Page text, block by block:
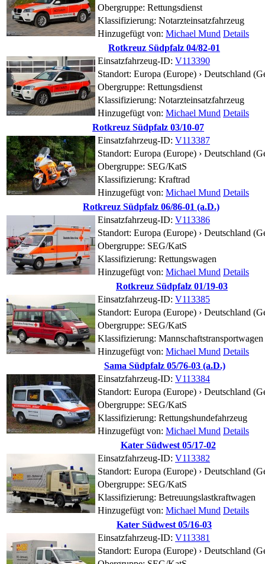
Obergruppe: Rettungsdienst
Klassifizierung: Notarzteinsatzfahrzeug
Hinzugefügt von: Michael Mund Details
Rotkreuz Südpfalz 04/82-01
Einsatzfahrzeug-ID: V113390
Standort: Europa (Europe) › Deutschland
Obergruppe: Rettungsdienst
Klassifizierung: Notarzteinsatzfahrzeug
Hinzugefügt von: Michael Mund Details
Rotkreuz Südpfalz 03/10-07
Einsatzfahrzeug-ID: V113387
Standort: Europa (Europe) › Deutschland
Obergruppe: SEG/KatS
Klassifizierung: Kraftrad
Hinzugefügt von: Michael Mund Details
Rotkreuz Südpfalz 06/86-01 (a.D.)
Einsatzfahrzeug-ID: V113386
Standort: Europa (Europe) › Deutschland
Obergruppe: SEG/KatS
Klassifizierung: Rettungswagen
Hinzugefügt von: Michael Mund Details
Rotkreuz Südpfalz 01/19-03
Einsatzfahrzeug-ID: V113385
Standort: Europa (Europe) › Deutschland
Obergruppe: SEG/KatS
Klassifizierung: Mannschaftstransportwagen
Hinzugefügt von: Michael Mund Details
Sama Südpfalz 05/76-03 (a.D.)
Einsatzfahrzeug-ID: V113384
Standort: Europa (Europe) › Deutschland
Obergruppe: SEG/KatS
Klassifizierung: Rettungshundefahrzeug
Hinzugefügt von: Michael Mund Details
Kater Südwest 05/17-02
Einsatzfahrzeug-ID: V113382
Standort: Europa (Europe) › Deutschland
Obergruppe: SEG/KatS
Klassifizierung: Betreuungslastkraftwagen
Hinzugefügt von: Michael Mund Details
Kater Südwest 05/16-03
Einsatzfahrzeug-ID: V113381
Standort: Europa (Europe) › Deutschland